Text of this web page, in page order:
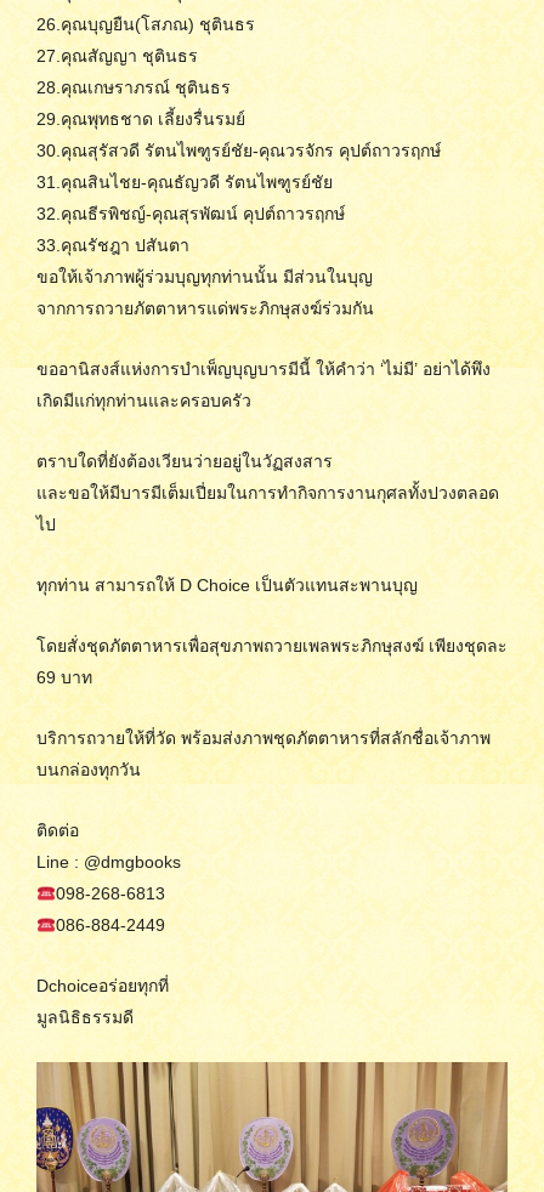
26.คุณบุญยืน(โสภณ) ชุตินธร
27.คุณสัญญา ชุตินธร
28.คุณเกษราภรณ์ ชุตินธร
29.คุณพุทธชาด เลี้ยงรื่นรมย์
30.คุณสุรัสวดี รัตนไพฑูรย์ชัย-คุณวรจักร คุปต์ถาวรฤกษ์
31.คุณสินไชย-คุณธัญวดี รัตนไพฑูรย์ชัย
32.คุณธีรพิชญ์-คุณสุรพัฒน์ คุปต์ถาวรฤกษ์
33.คุณรัชฎา ปสันตา
ขอให้เจ้าภาพผู้ร่วมบุญทุกท่านนั้น มีส่วนในบุญ
จากการถวายภัตตาหารแด่พระภิกษุสงฆ์ร่วมกัน
ขออานิสงส์แห่งการบำเพ็ญบุญบารมีนี้ ให้คำว่า ‘ไม่มี’ อย่าได้พึง
เกิดมีแก่ทุกท่านและครอบครัว
ตราบใดที่ยังต้องเวียนว่ายอยู่ในวัฏสงสาร
และขอให้มีบารมีเต็มเปี่ยมในการทำกิจการงานกุศลทั้งปวงตลอด
ไป
ทุกท่าน สามารถให้ D Choice เป็นตัวแทนสะพานบุญ
โดยสั่งชุดภัตตาหารเพื่อสุขภาพถวายเพลพระภิกษุสงฆ์ เพียงชุดละ
69 บาท
บริการถวายให้ที่วัด พร้อมส่งภาพชุดภัตตาหารที่สลักชื่อเจ้าภาพ
บนกล่องทุกวัน
ติดต่อ
Line : @dmgbooks
098-268-6813
086-884-2449
Dchoiceอร่อยทุกที่
มูลนิธิธรรมดี